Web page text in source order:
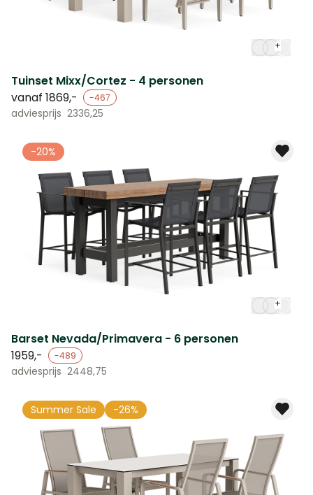
+
Tuinset Mixx/Cortez - 4 personen
vanaf 1869,- -467
adviesprijs 2336,25
+
Barset Nevada/Primavera - 6 personen
1959,-
-489
adviesprijs 2448,75
-20%
Summer Sale -26%